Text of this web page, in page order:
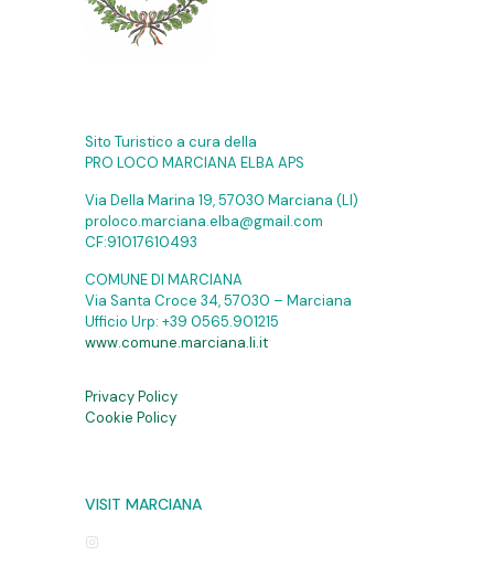
Sito Turistico a cura della
PRO LOCO MARCIANA ELBA APS
Via Della Marina 19, 57030 Marciana (LI)
proloco.marciana.elba@gmail.com
CF:91017610493
COMUNE DI MARCIANA
Via Santa Croce 34, 57030 – Marciana
Ufficio Urp: +39 0565.901215
www.comune.marciana.li.it
Privacy Policy
Cookie Policy
VISIT MARCIANA